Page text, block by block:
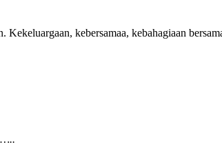
kebersamaa, kebahagiaan
…..